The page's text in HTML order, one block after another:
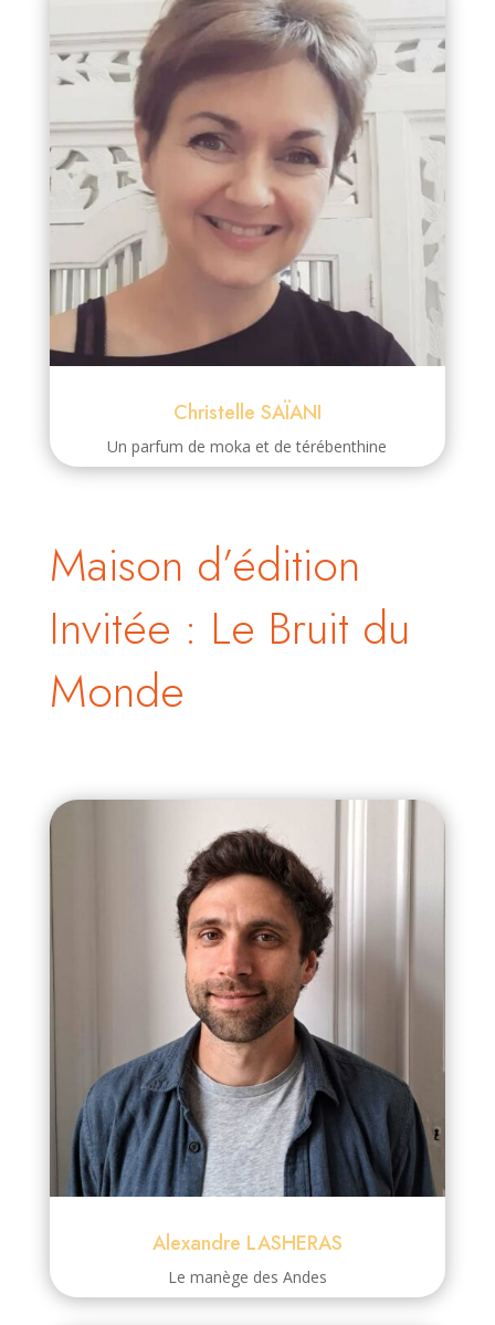
Christelle SAÏANI
Un parfum de moka et de térébenthine
Maison d’édition
Invitée : Le Bruit du
Monde
Alexandre LASHERAS
Le manège des Andes